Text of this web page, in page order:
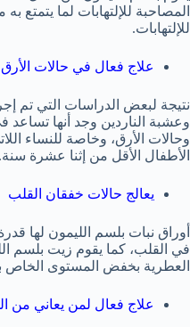
المصاحبة للإلتهابات لما
للإلتهابات.
علاج فعال في حالات الأرق
نتيجة لبعض الدراسات التي تم
وعشبة الناردين وجد أنها تساعد
وحالات الأرق، وخاصة للنساء
الأطفال الأقل من إثنا عشرة سنة.
يعالج حالات خفقان القلب
أوراق نبات بلسم الليمون لها
في القلب، كما يقوم زيت بلسم
العطرية بخفض المستوى الخاص
علاج فعال لمن يعاني من